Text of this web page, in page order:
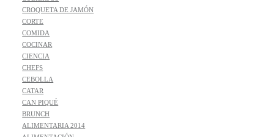
CROQUETA DE JAMÓN
CORTE
COMIDA
COCINAR
CIENCIA
CHEFS
CEBOLLA
CATAR
CAN PIQUÉ
BRUNCH
ALIMENTARIA 2014